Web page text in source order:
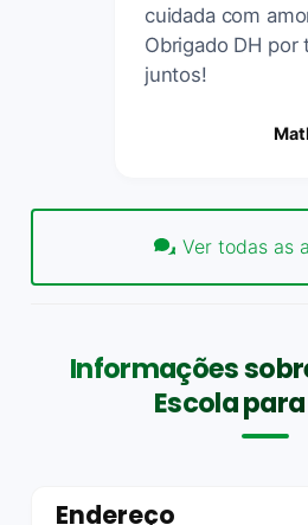
cuidada com
Obrigado DH por
juntos!
Ver todas as
Informações
Escola
Endereço